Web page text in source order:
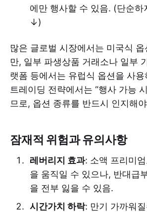
에만 행사할 수 있음. (단순하
↓)
많은 글로벌 시장에서는 미국식
만, 일부 파생상품 거래소나 일부
랫폼 등에서는 유럽식 옵션을 사
트레이딩 전략에서는 “행사 가능
므로, 옵션 종류를 반드시 인지해
잠재적 위험과 유의사항
레버리지 효과: 소액 프리미
을 움직일 수 있으나, 반대급
을 전부 잃을 수 있음.
시간가치 하락: 만기 가까워